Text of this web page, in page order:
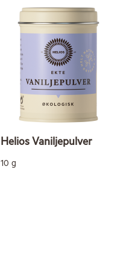
Helios Vaniljepulver
10 g